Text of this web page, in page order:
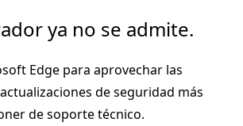
ya no se admite.
Edge para aprovechar las
de seguridad más
de soporte técnico.